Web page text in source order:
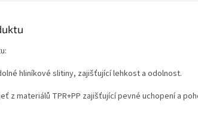
hliníkové slitiny, zajišťující lehkost a odolnost.
z materiálů TPR+PP zajišťující pevné uchopení a